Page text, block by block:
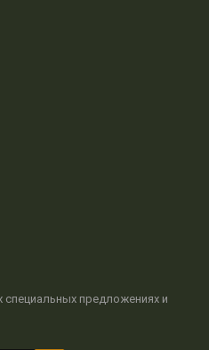
предложениях и